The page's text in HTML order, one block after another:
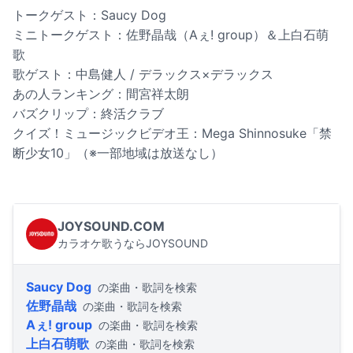
トークゲスト：Saucy Dog
ミニトークゲスト：佐野晶哉（Aぇ! group）＆上白石萌
歌
歌ゲスト：中島健人 / デラックス×デラックス
あの人ランキング：間宮祥太朗
バズクリップ：終活クラブ
クイズ！ミュージックビデオ王：Mega Shinnosuke「禁
断少女10」（※一部地域は放送なし）
JOYSOUND.COM
カラオケ歌うならJOYSOUND
Saucy Dog の楽曲・歌詞を検索
佐野晶哉 の楽曲・歌詞を検索
Aぇ! group の楽曲・歌詞を検索
上白石萌歌 の楽曲・歌詞を検索